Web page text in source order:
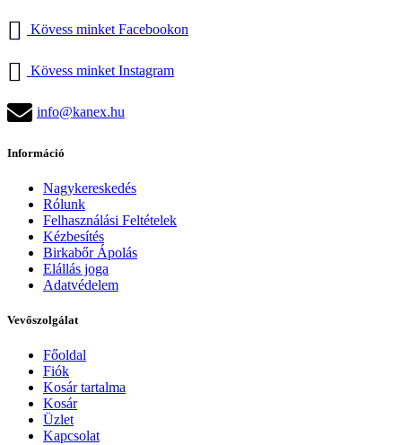
Kövess minket Facebookon
Kövess minket Instagram
info@kanex.hu
Információ
Nagykereskedés
Rólunk
Felhasználási Feltételek
Kézbesítés
Birkabőr Ápolás
Elállás joga
Adatvédelem
Vevőszolgálat
Főoldal
Fiók
Kosár tartalma
Kosár
Üzlet
Kapcsolat